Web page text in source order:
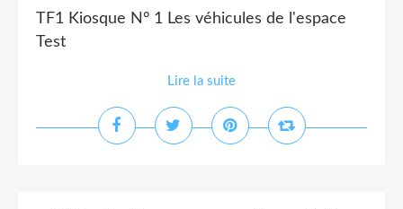
TF1 Kiosque N° 1 Les véhicules de l'espace
Test
Lire la suite